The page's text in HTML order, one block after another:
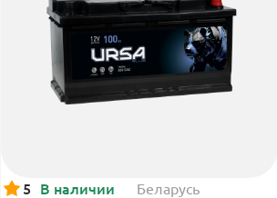
5 В наличии Беларусь